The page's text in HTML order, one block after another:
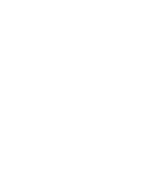
زبان عربی